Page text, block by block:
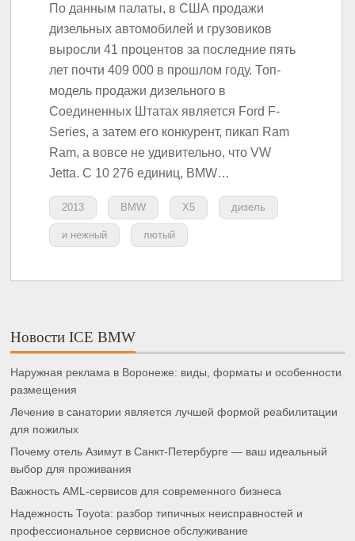
По данным палаты, в США продажи
дизельных автомобилей и грузовиков
выросли 41 процентов за последние пять
лет почти 409 000 в прошлом году. Топ-
модель продажи дизельного в
Соединенных Штатах является Ford F-
Series, а затем его конкурент, пикап Ram
Ram, а вовсе не удивительно, что VW
Jetta. С 10 276 единиц, BMW…
2013 BMW X5 дизель
и нежный лютый
Новости ICE BMW
Наружная реклама в Воронеже: виды, форматы и особенности
размещения
Лечение в санатории является лучшей формой реабилитации
для пожилых
Почему отель Азимут в Санкт-Петербурге — ваш идеальный
выбор для проживания
Важность AML-сервисов для современного бизнеса
Надежность Toyota: разбор типичных неисправностей и
профессиональное сервисное обслуживание